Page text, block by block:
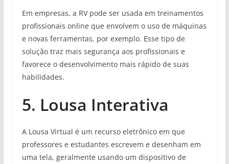
Em empresas, a RV pode ser usada em treinamentos
profissionais online que envolvem o uso de máquinas
e novas ferramentas, por exemplo. Esse tipo de
solução traz mais segurança aos profissionais e
favorece o desenvolvimento mais rápido de suas
habilidades.
5. Lousa Interativa
A Lousa Virtual é um recurso eletrônico em que
professores e estudantes escrevem e desenham em
uma tela, geralmente usando um dispositivo de